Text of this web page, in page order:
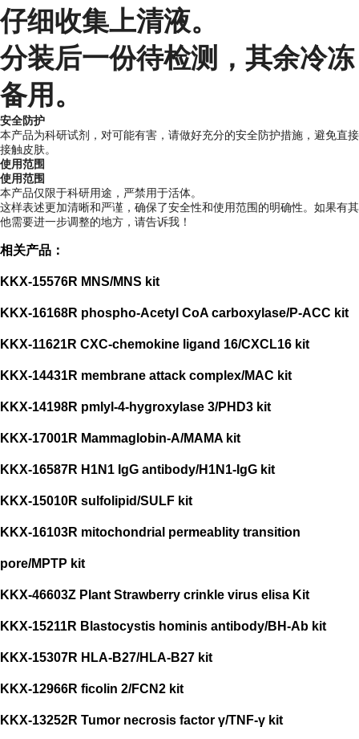
仔细收集上清液。
分装后一份待检测，其余冷冻
备用。
安全防护
本产品为科研试剂，对可能有害，请做好充分的安全防护措施，避免直接
接触皮肤。
使用范围
使用范围
本产品仅限于科研用途，严禁用于活体。
这样表述更加清晰和严谨，确保了安全性和使用范围的明确性。如果有其
他需要进一步调整的地方，请告诉我！
相关产品：
KKX-15576R MNS/MNS kit
KKX-16168R phospho-Acetyl CoA carboxylase/P-ACC kit
KKX-11621R CXC-chemokine ligand 16/CXCL16 kit
KKX-14431R membrane attack complex/MAC kit
KKX-14198R pmlyl-4-hygroxylase 3/PHD3 kit
KKX-17001R Mammaglobin-A/MAMA kit
KKX-16587R H1N1 IgG antibody/H1N1-IgG kit
KKX-15010R sulfolipid/SULF kit
KKX-16103R mitochondrial permeablity transition
pore/MPTP kit
KKX-46603Z Plant Strawberry crinkle virus elisa Kit
KKX-15211R Blastocystis hominis antibody/BH-Ab kit
KKX-15307R HLA-B27/HLA-B27 kit
KKX-12966R ficolin 2/FCN2 kit
KKX-13252R Tumor necrosis factor γ/TNF-γ kit